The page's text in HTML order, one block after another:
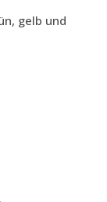
gelb und